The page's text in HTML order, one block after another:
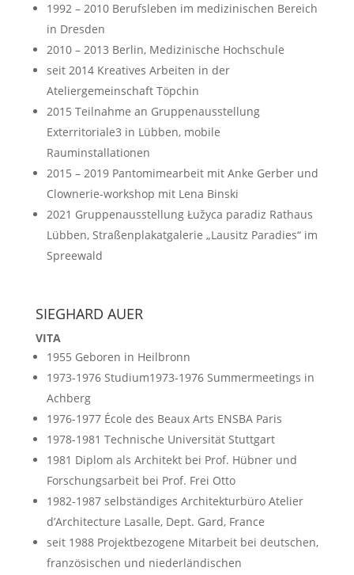
1992 – 2010 Berufsleben im medizinischen Bereich
in Dresden
2010 – 2013 Berlin, Medizinische Hochschule
seit 2014 Kreatives Arbeiten in der
Ateliergemeinschaft Töpchin
2015 Teilnahme an Gruppenausstellung
Exterritoriale3 in Lübben, mobile
Rauminstallationen
2015 – 2019 Pantomimearbeit mit Anke Gerber und
Clownerie-workshop mit Lena Binski
2021 Gruppenausstellung Łužyca paradiz Rathaus
Lübben, Straßenplakatgalerie „Lausitz Paradies“ im
Spreewald
SIEGHARD AUER
VITA
1955 Geboren in Heilbronn
1973-1976 Studium1973-1976 Summermeetings in
Achberg
1976-1977 École des Beaux Arts ENSBA Paris
1978-1981 Technische Universität Stuttgart
1981 Diplom als Architekt bei Prof. Hübner und
Forschungsarbeit bei Prof. Frei Otto
1982-1987 selbständiges Architekturbüro Atelier
d’Architecture Lasalle, Dept. Gard, France
seit 1988 Projektbezogene Mitarbeit bei deutschen,
französischen und niederländischen